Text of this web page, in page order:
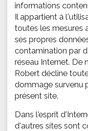
informations
Il appartient à
toutes les mesures
ses propres
contamination par
réseau Internet. De
Robert décline
dommage survenu
présent site.
Dans l'esprit
d'autres sites sont